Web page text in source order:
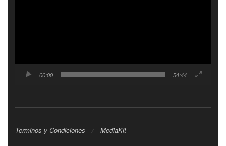
00:00 54:44
Terminos y Condiciones MediaKit